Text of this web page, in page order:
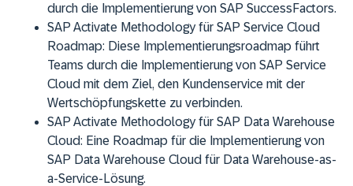
durch die Implementierung von SAP SuccessFactors.
SAP Activate Methodology für SAP Service Cloud
Roadmap: Diese Implementierungsroadmap führt
Teams durch die Implementierung von SAP Service
Cloud mit dem Ziel, den Kundenservice mit der
Wertschöpfungskette zu verbinden.
SAP Activate Methodology für SAP Data Warehouse
Cloud: Eine Roadmap für die Implementierung von
SAP Data Warehouse Cloud für Data Warehouse-as-
a-Service-Lösung.